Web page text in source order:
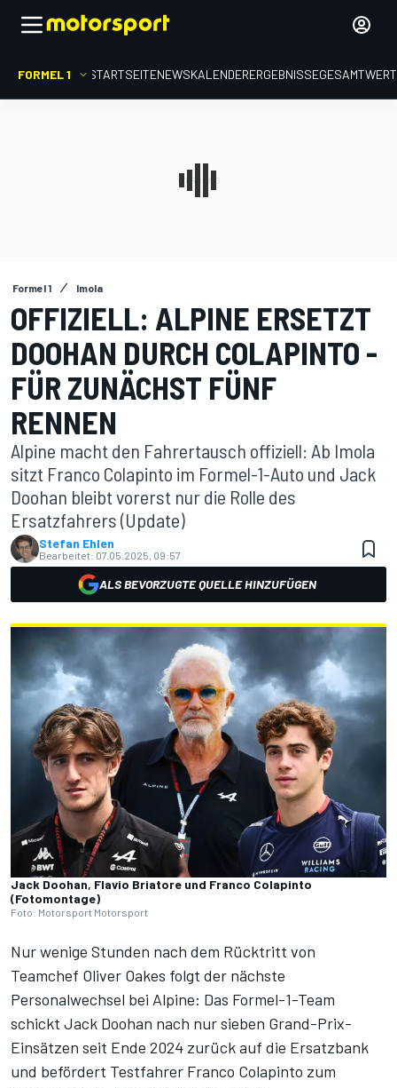
FORMEL 1 STARTSEITENEWSKALENDERERGEBNISSE
Formel 1 Imola
OFFIZIELL: ALPINE ERSETZT
DOOHAN DURCH COLAPINTO -
FÜR ZUNÄCHST FÜNF
RENNEN
Alpine macht den Fahrertausch offiziell: Ab Imola
sitzt Franco Colapinto im Formel-1-Auto und Jack
Doohan bleibt vorerst nur die Rolle des
Ersatzfahrers (Update)
Stefan Ehlen
Bearbeitet: 07.05.2025, 09:57
ALS BEVORZUGTE QUELLE HINZUFÜGEN
Jack Doohan, Flavio Briatore und Franco Colapinto
(Fotomontage)
Foto: Motorsport Motorsport
Nur wenige Stunden nach dem Rücktritt von
Teamchef Oliver Oakes folgt der nächste
Personalwechsel bei Alpine: Das Formel-1-Team
schickt Jack Doohan nach nur sieben Grand-Prix-
Einsätzen seit Ende 2024 zurück auf die Ersatzbank
und befördert Testfahrer Franco Colapinto zum